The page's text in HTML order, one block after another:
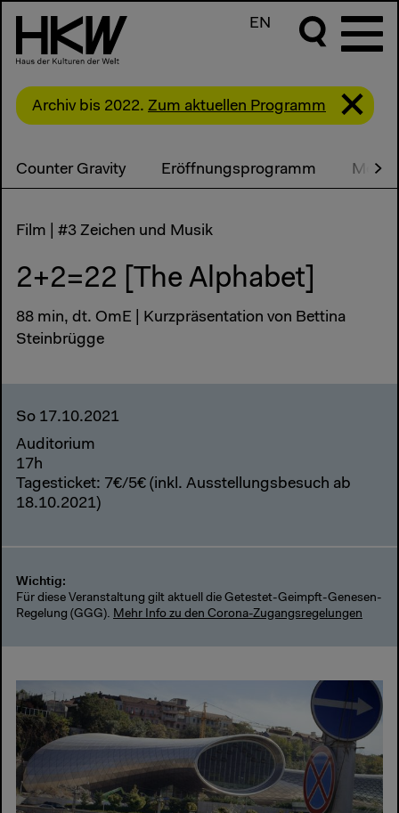
EN
Archiv bis 2022. Zum aktuellen Programm
Counter Gravity Eröffnungsprogramm
Film | #3 Zeichen und Musik
2+2=22 [The Alphabet]
88 min, dt. OmE | Kurzpräsentation von Bettina
Steinbrügge
So 17.10.2021
Auditorium
17h
Tagesticket: 7€/5€ (inkl. Ausstellungsbesuch ab
18.10.2021)
Wichtig:
Für diese Veranstaltung gilt aktuell die Getestet-Geimpft-Genesen-
Regelung (GGG). Mehr Info zu den Corona-Zugangsregelungen